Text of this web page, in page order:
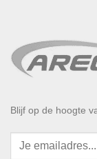
Blijf op de hoogte